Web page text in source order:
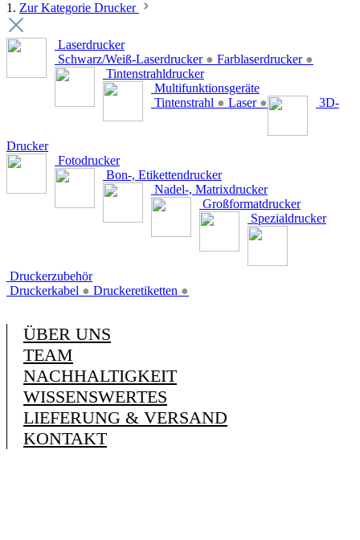
1. Zur Kategorie Drucker
Laserdrucker
Schwarz/Weiß-Laserdrucker ● Farblaserdrucker ●
Tintenstrahldrucker
Multifunktionsgeräte
Tintenstrahl ● Laser ● 3D-
Drucker
Fotodrucker
Bon-, Etikettendrucker
Nadel-, Matrixdrucker
Großformatdrucker
Spezialdrucker
Druckerzubehör
Druckerkabel ● Druckeretiketten ●
ÜBER UNS
TEAM
NACHHALTIGKEIT
WISSENSWERTES
LIEFERUNG & VERSAND
KONTAKT